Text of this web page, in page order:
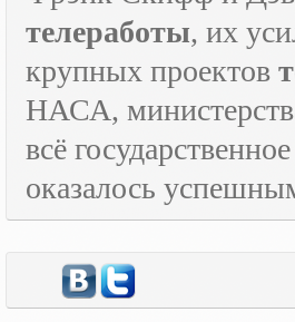
телеработы, их
крупных проектов
НАСА,
всё
оказалось